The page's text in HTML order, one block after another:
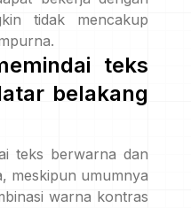
tidak mencakup
teks
belakang
teks berwarna dan
meskipun umumnya
warna kontras